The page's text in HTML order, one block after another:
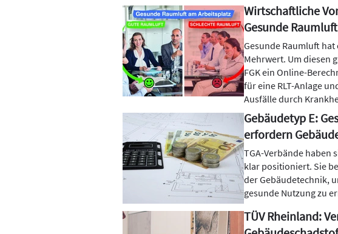
Wirtschaftliche
Gesunde
Gesunde Raumluft
Mehrwert. Um diesen
FGK ein Online-
für eine RLT-Anlage
Ausfälle durch
Gebäudetyp E:
erfordern
TGA-Verbände haben
klar positioniert. Sie
der Gebäudetechnik,
gesunde Nutzung zu
TÜV Rheinland: